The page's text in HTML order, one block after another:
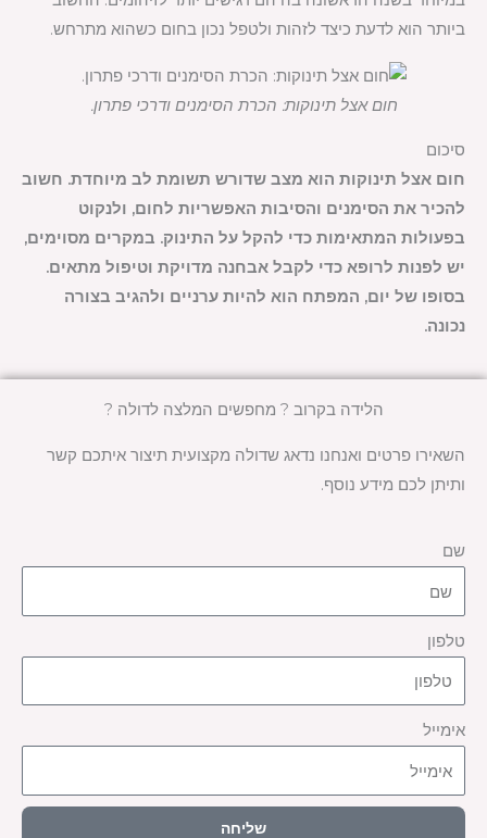
הלידה בקרוב ? מחפשים המלצה לדולה ?
השאירו פרטים ואנחנו נדאג שדולה מקצועית תיצור איתכם קשר
ותיתן לכם מידע נוסף.
שם
טלפון
אימייל
שליחה
ביותר הוא לדעת כיצד לזהות ולטפל נכון בחום כשהוא מתרחש.
חום אצל תינוקות: הכרת הסימנים ודרכי פתרון.
סיכום
חום אצל תינוקות הוא מצב שדורש תשומת לב מיוחדת. חשוב
להכיר את הסימנים והסיבות האפשריות לחום, ולנקוט
בפעולות המתאימות כדי להקל על התינוק. במקרים מסוימים,
יש לפנות לרופא כדי לקבל אבחנה מדויקת וטיפול מתאים.
בסופו של יום, המפתח הוא להיות ערניים ולהגיב בצורה
נכונה.